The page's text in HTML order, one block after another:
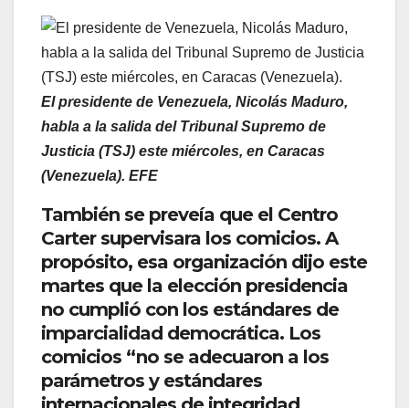
El presidente de Venezuela, Nicolás Maduro,
habla a la salida del Tribunal Supremo de
Justicia (TSJ) este miércoles, en Caracas
(Venezuela). EFE
También se preveía que el Centro
Carter supervisara los comicios. A
propósito, esa organización dijo este
martes que la elección presidencia
no cumplió con los estándares de
imparcialidad democrática. Los
comicios “no se adecuaron a los
parámetros y estándares